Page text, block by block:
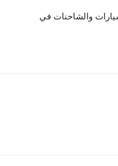
والشاحنات في